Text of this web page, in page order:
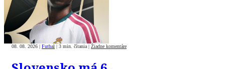
08. 08. 2026 Futbal 3 min. čítania Žiadne komentáre